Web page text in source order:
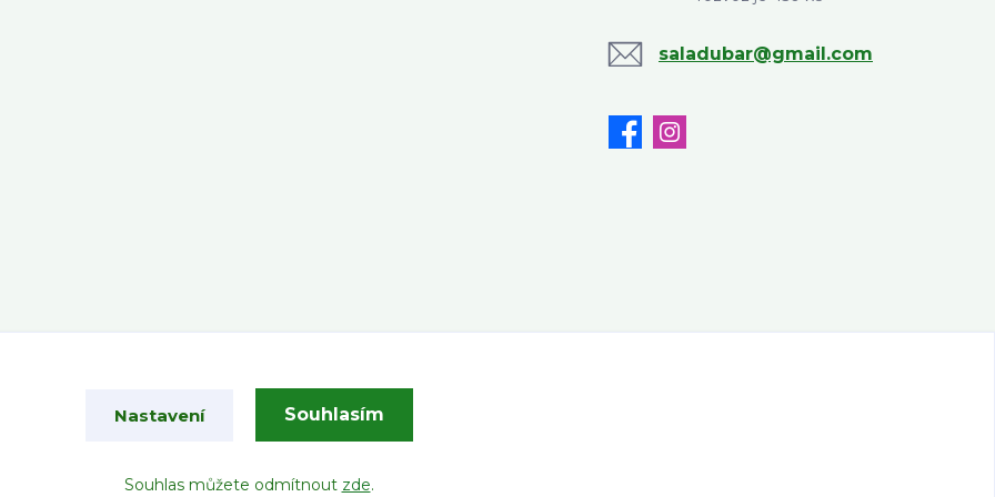
saladubar@gmail.com
Nastavení Souhlasím
Souhlas můžete odmítnout zde.